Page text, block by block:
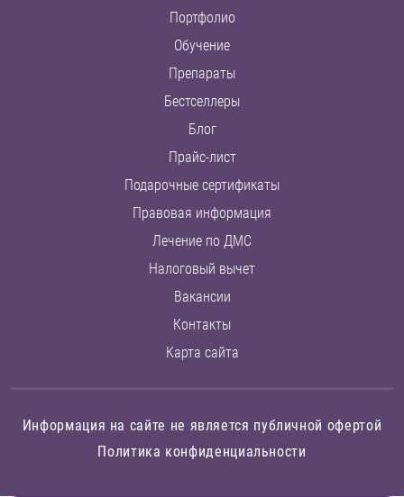
Портфолио
Обучение
Препараты
Бестселлеры
Блог
Прайс-лист
Подарочные сертификаты
Правовая информация
Лечение по ДМС
Налоговый вычет
Вакансии
Контакты
Карта сайта
Информация на сайте не является публичной офертой
Политика конфиденциальности